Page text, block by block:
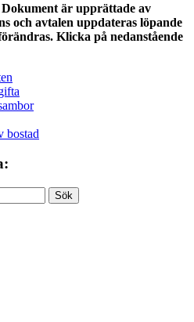
är upprättade av
och avtalen uppdateras löpande
Klicka på nedanstående
bostad